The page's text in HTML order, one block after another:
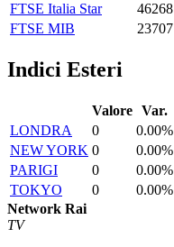
FTSE Italia Star
46268
FTSE MIB
23707
Indici Esteri
Valore Var.
LONDRA
0
0.00%
NEW YORK 0
0.00%
PARIGI
0
0.00%
TOKYO
0
0.00%
Network Rai
TV